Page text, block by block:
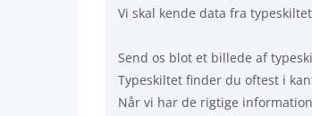
Vi skal kende data fra
Send os blot et billede af
Typeskiltet finder du oftest i
Når vi har de rigtige